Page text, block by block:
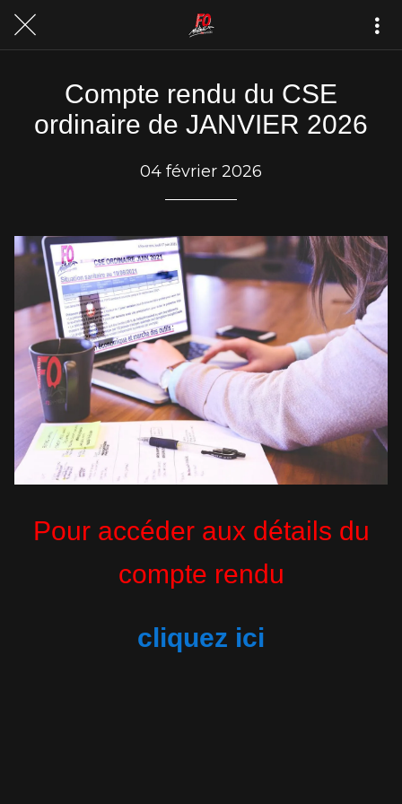
Compte rendu du CSE
ordinaire de JANVIER 2026
04 février 2026
Pour accéder aux détails du
compte rendu
cliquez ici